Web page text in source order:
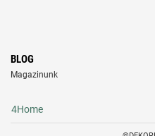
BLOG
Magazinunk
4Home